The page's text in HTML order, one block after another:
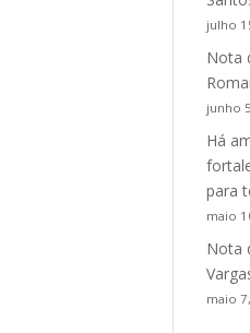
julho
Nota
junho
Há
para
maio
Nota
maio